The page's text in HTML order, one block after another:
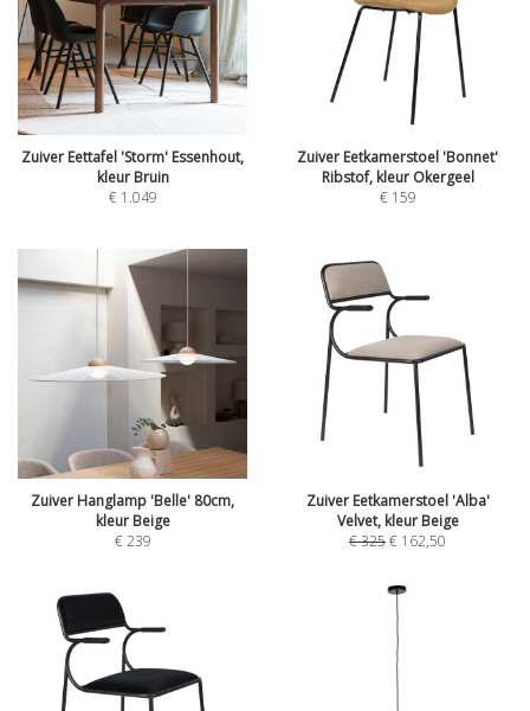
Zuiver Eettafel 'Storm' Essenhout,
kleur Bruin
€ 1.049
Zuiver Eetkamerstoel 'Bonnet'
Ribstof, kleur Okergeel
€ 159
Zuiver Hanglamp 'Belle' 80cm,
kleur Beige
€239
Zuiver Eetkamerstoel 'Alba'
Velvet, kleur Beige
€325€ 162,50